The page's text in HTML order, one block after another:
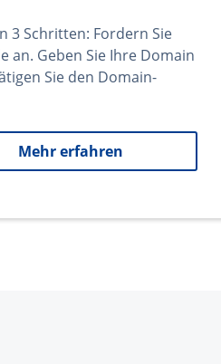
3 Schritten: Fordern Sie
an. Geben Sie Ihre Domain
Sie den Domain-
Mehr erfahren